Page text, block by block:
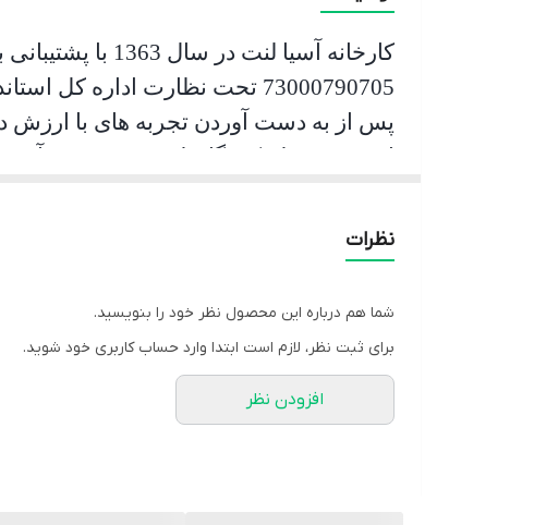
کارخانه آسیا لنت در سال 1363 با پشتیبانی بخش خصوصی در شهر
73000790705 تحت نظارت
پس از به دست آوردن تجربه های با ارزش
از بهترین تولیدکنندگان لنت ترمز بدون
لوازم یدکی در تمامی لوازم یدکی ها
نظرات
شما هم درباره این محصول نظر خود را بنویسید.
برای ثبت نظر، لازم است ابتدا وارد حساب کاربری خود شوید.
افزودن نظر